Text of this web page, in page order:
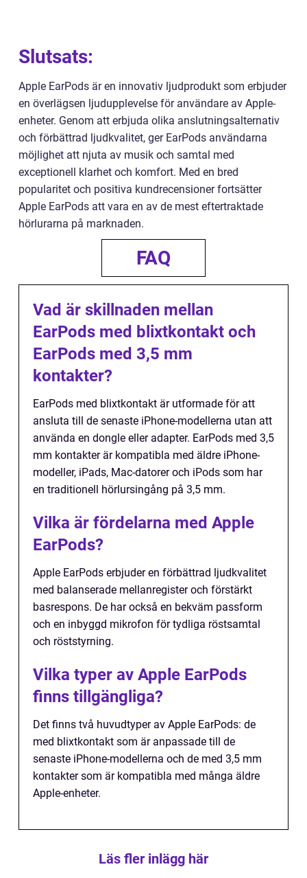
Slutsats:
Apple EarPods är en innovativ ljudprodukt som erbjuder
en överlägsen ljudupplevelse för användare av Apple-
enheter. Genom att erbjuda olika anslutningsalternativ
och förbättrad ljudkvalitet, ger EarPods användarna
möjlighet att njuta av musik och samtal med
exceptionell klarhet och komfort. Med en bred
popularitet och positiva kundrecensioner fortsätter
Apple EarPods att vara en av de mest eftertraktade
hörlurarna på marknaden.
FAQ
Vad är skillnaden mellan
EarPods med blixtkontakt och
EarPods med 3,5 mm
kontakter?
EarPods med blixtkontakt är utformade för att
ansluta till de senaste iPhone-modellerna utan att
använda en dongle eller adapter. EarPods med 3,5
mm kontakter är kompatibla med äldre iPhone-
modeller, iPads, Mac-datorer och iPods som har
en traditionell hörlursingång på 3,5 mm.
Vilka är fördelarna med Apple
EarPods?
Apple EarPods erbjuder en förbättrad ljudkvalitet
med balanserade mellanregister och förstärkt
basrespons. De har också en bekväm passform
och en inbyggd mikrofon för tydliga röstsamtal
och röststyrning.
Vilka typer av Apple EarPods
finns tillgängliga?
Det finns två huvudtyper av Apple EarPods: de
med blixtkontakt som är anpassade till de
senaste iPhone-modellerna och de med 3,5 mm
kontakter som är kompatibla med många äldre
Apple-enheter.
Läs fler inlägg här